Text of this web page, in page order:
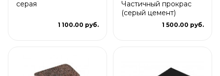
серая
1 100.00 руб.
Частичный прокрас
(серый цемент)
1 500.00 руб.